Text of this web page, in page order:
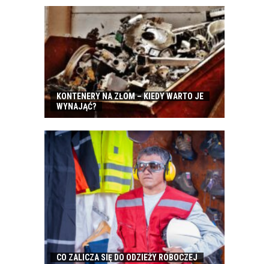
KONTENERY NA ZŁOM – KIEDY WARTO JE
WYNAJĄĆ?
CO ZALICZA SIĘ DO ODZIEŻY ROBOCZEJ